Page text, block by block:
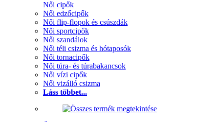
Női cipők
Női edzőcipők
Női flip-flopok és csúszdák
Női sportcipők
Női szandálok
Női téli csizma és hótaposók
Női tornacipők
Női túra- és túrabakancsok
Női vízi cipők
Női vizálló csizma
Láss többet...